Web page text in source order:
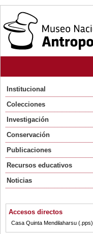
Institucional
Colecciones
Investigación
Conservación
Publicaciones
Recursos educativos
Noticias
Accesos directos
Casa Quinta Mendilaharsu (.pps)